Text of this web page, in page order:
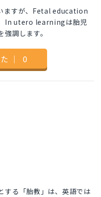
ますが、Fetal education
In utero learningは胎児
調します。
｜ 0
する「胎教」は、英語では